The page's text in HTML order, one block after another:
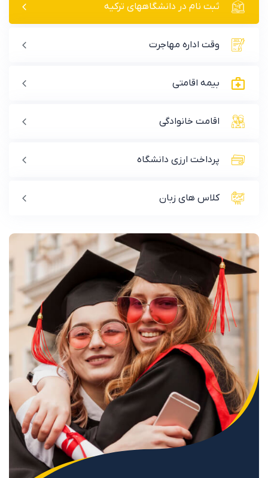
ثبت نام در دانشگاههای ترکیه
وقت اداره مهاجرت
بیمه اقامتی
اقامت خانوادگی
پرداخت ارزی دانشگاه
کلاس های زبان